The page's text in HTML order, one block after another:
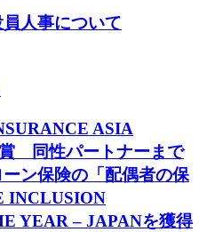
人事について
ASIA
同性パートナーまで
ン保険の「配偶者の保
INCLUSION
YEAR – JAPANを獲得